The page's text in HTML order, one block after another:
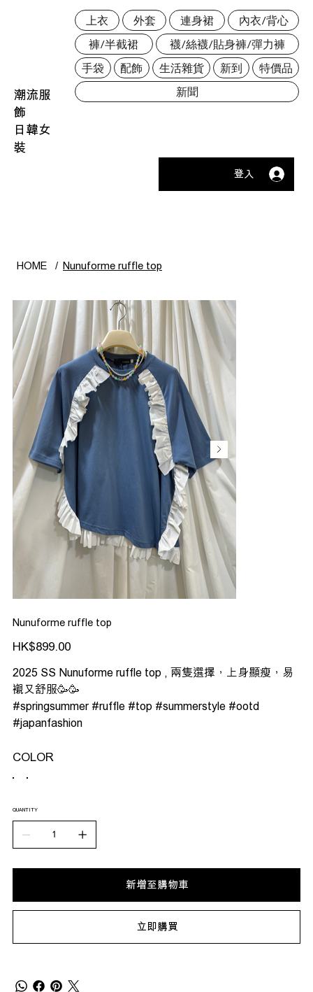
潮流服
飾
日韓女
裝
上衣 外套 連身裙
內衣/背心
褲/半截裙
襪/絲襪/貼身褲/彈力褲
手袋
配飾 生活雜貨 新到
特價品
新聞
登入
HOME / Nunuforme ruffle top
Nunuforme ruffle top
價
格HK$899.00
2025 SS Nunuforme ruffle top , 兩隻選擇，上身顯瘦，易
襯又舒服🥳🥳
#springsummer #ruffle #top #summerstyle #ootd
#japanfashion
COLOR
QUANTITY
新增至購物車
立即購買